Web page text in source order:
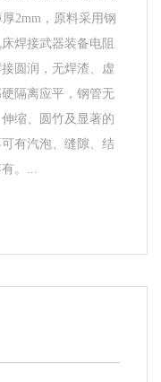
2mm，原料采用钢
焊接武器装备电阻
圆润，无焊渣、虚
隔离应平，钢管无
缩、圆竹及显著的
有汽泡、缝隙、结
。...